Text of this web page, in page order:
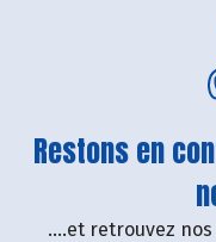
Restons en
....et retrouvez